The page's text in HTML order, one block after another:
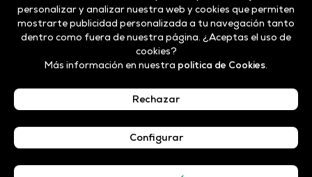
Privacidad
Compliance
Español
© Workcenter SGD, S.A · A81331951 · 1995-2026 ·
personalizar y analizar nuestra web y cookies que permiten
mostrarte publicidad personalizada a tu navegación tanto
dentro como fuera de nuestra página. ¿Aceptas el uso de
cookies?
Más información en nuestra política de Cookies.
Rechazar
Configurar